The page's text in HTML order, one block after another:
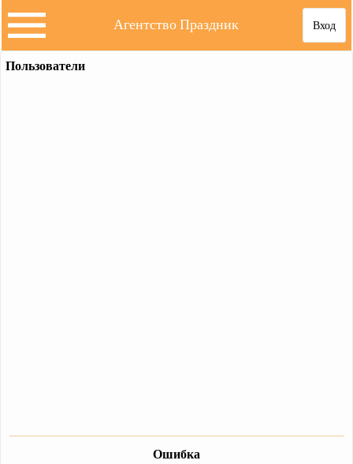
Вход
Агентство Праздник
Пользователи
Ошибка